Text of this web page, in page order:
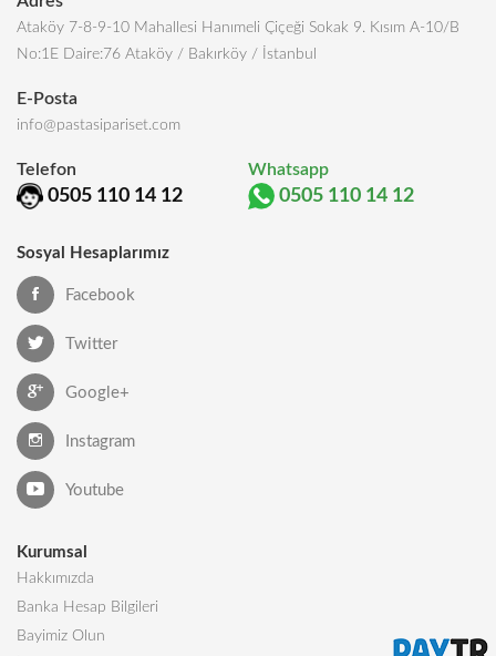
Ataköy 7-8-9-10 Mahallesi Hanımeli Çiçeği Sokak 9. Kısım A-10/B
No:1E Daire:76 Ataköy / Bakırköy / İstanbul
E-Posta
info@pastasipariset.com
Telefon
0505 110 14 12
Whatsapp
0505 110 14 12
Sosyal Hesaplarımız
Facebook
Twitter
Google+
Instagram
Youtube
Kurumsal
Hakkımızda
Banka Hesap Bilgileri
Bayimiz Olun